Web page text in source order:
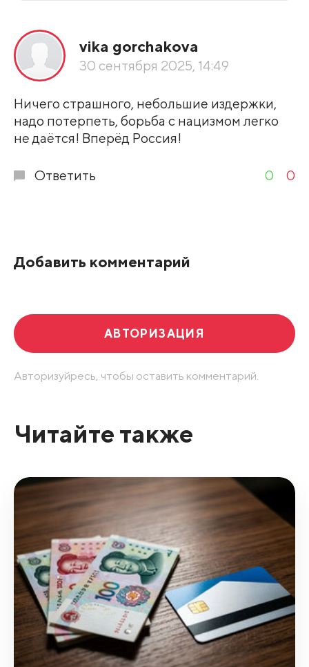
По рейтингу
Развернуть все
vika gorchakova
30 сентября 2025, 14:49
Ничего страшного, небольшие издержки,
надо потерпеть, борьба с нацизмом легко
не даётся! Вперёд Россия!
Ответить 0 0
Добавить комментарий
АВТОРИЗАЦИЯ
Авторизуйресь, чтобы оставить комментарий.
Читайте также